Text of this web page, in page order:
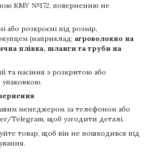
КМУ №172, поверненню не
або розкроєні під розмір,
(наприклад: агроволокно на
плівка, шланги та труби на
та насіння з розкритою або
менеджером за телефоном або
Telegram, щоб узгодити деталі.
товар, щоб він не пошкодився під